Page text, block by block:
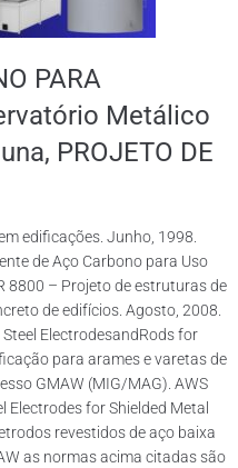
PARA
Metálico
PROJETO DE
edificações. Junho, 1998.
de Aço Carbono para Uso
8800 – Projeto de estruturas de
de edifícios. Agosto, 2008.
ElectrodesandRods for
para arames e varetas de
GMAW (MIG/MAG). AWS
Electrodes for Shielded Metal
revestidos de aço baixa
as normas acima citadas são